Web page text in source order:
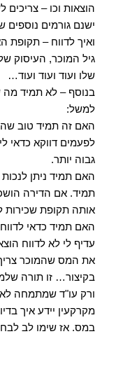
הוצאות וכו –
ישנם גורמים
ואיך לדווח –
גיל המוכר, העיסוק
שלו ועוד ועוד ועוד…
בנוסף – לא תמיד מה
למשל:
האם זה תמיד טוב
לפעמים דווקא כדאי
גבוה יותר.
האם תמיד ניתן
תמיד. אם הדירה
אותה תקופת שכירות
האם תמיד כדאי
עדיף לי לא לדווח
את המס שהמוכר
בקיצור… זו תורה
ורק עו"ד שמתמחה לא
מקרקעין יידע איך
במס. אז שימו לב